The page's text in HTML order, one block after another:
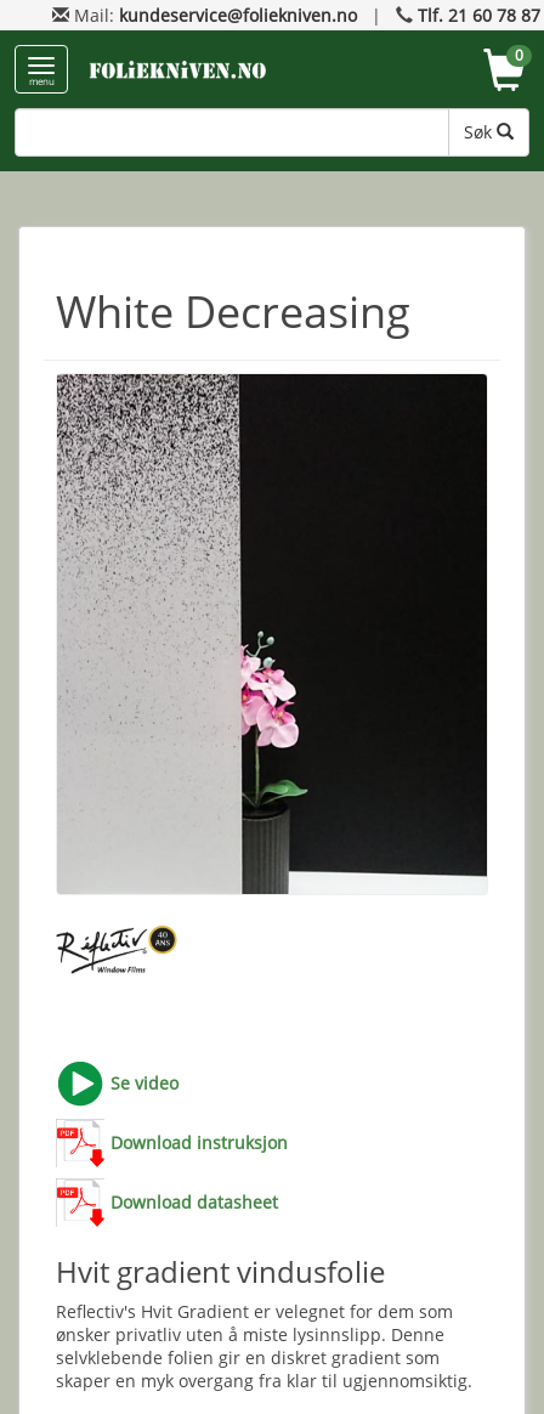
Mail: kundeservice@foliekniven.no| Tlf. 21 60 78 87
menu
Søk
0
White Decreasing
Se video
Download instruksjon
Download datasheet
Hvit gradient vindusfolie
Reflectiv's Hvit Gradient er velegnet for dem som
ønsker privatliv uten å miste lysinnslipp. Denne
selvklebende folien gir en diskret gradient som
skaper en myk overgang fra klar til ugjennomsiktig.